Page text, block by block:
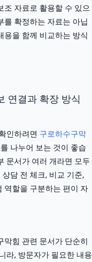
조 자료로 활용할 수 있으
를 확정하는 자료는 아닙
용을 함께 비교하는 방식
연결과 확장 방식
인하려면 구로하수구막
나누어 보는 것이 좋습
문서가 여러 개라면 모두
담 전 체크, 비교 기준,
역할을 구분하는 편이 자
막힘 관련 문서가 단순히
라, 방문자가 필요한 내용